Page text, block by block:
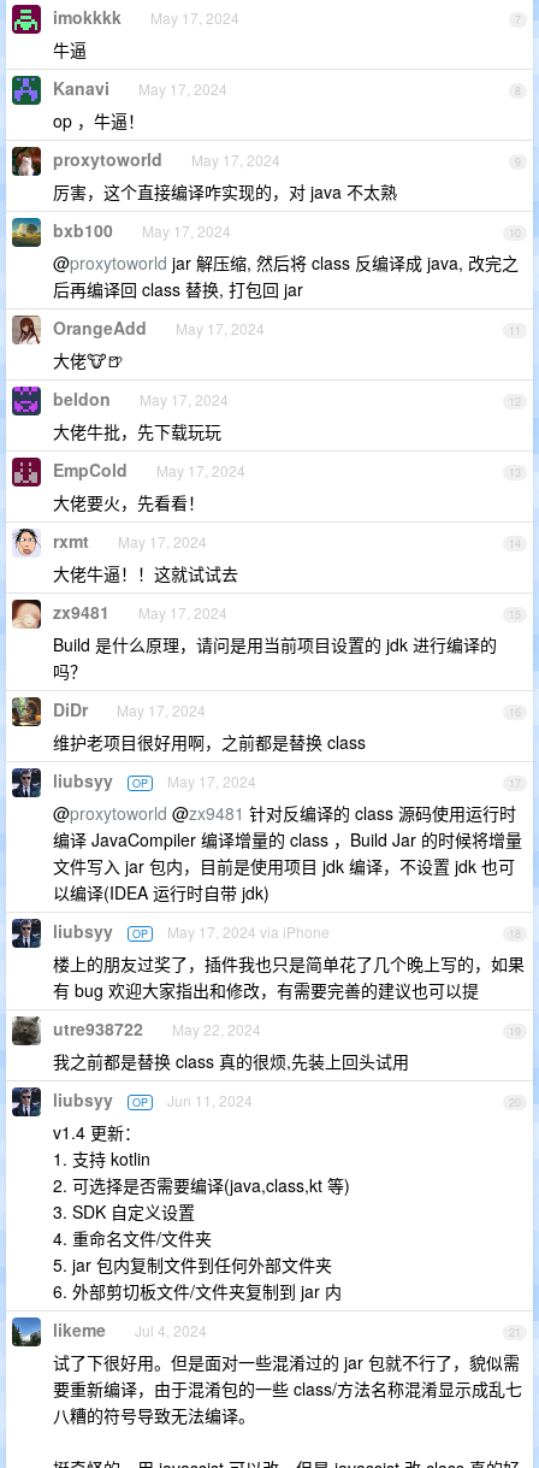
7
imokkkk May 17, 2024
牛逼
8
Kanavi May 17, 2024
op ，牛逼！
9
proxytoworld May 17, 2024
厉害，这个直接编译咋实现的，对 java 不太熟
10
bxb100 May 17, 2024
@proxytoworld jar 解压缩, 然后将 class 反编译成 java, 改完之
后再编译回 class 替换, 打包回 jar
11
OrangeAdd May 17, 2024
大佬🐮🍺
12
beldon May 17, 2024
大佬牛批，先下载玩玩
13
EmpCold May 17, 2024
大佬要火，先看看！
14
rxmt May 17, 2024
大佬牛逼！！这就试试去
15
zx9481 May 17, 2024
Build 是什么原理，请问是用当前项目设置的 jdk 进行编译的
吗？
16
DiDr May 17, 2024
维护老项目很好用啊，之前都是替换 class
17
liubsyy OP May 17, 2024
@proxytoworld @zx9481 针对反编译的 class 源码使用运行时
编译 JavaCompiler 编译增量的 class ，Build Jar 的时候将增量
文件写入 jar 包内，目前是使用项目 jdk 编译，不设置 jdk 也可
以编译(IDEA 运行时自带 jdk)
18
liubsyy OP May 17, 2024 via iPhone
楼上的朋友过奖了，插件我也只是简单花了几个晚上写的，如果
有 bug 欢迎大家指出和修改，有需要完善的建议也可以提
19
utre938722 May 22, 2024
我之前都是替换 class 真的很烦,先装上回头试用
20
liubsyy OP Jun 11, 2024
v1.4 更新：
1. 支持 kotlin
2. 可选择是否需要编译(java,class,kt 等)
3. SDK 自定义设置
4. 重命名文件/文件夹
5. jar 包内复制文件到任何外部文件夹
6. 外部剪切板文件/文件夹复制到 jar 内
21
likeme Jul 4, 2024
试了下很好用。但是面对一些混淆过的 jar 包就不行了，貌似需
要重新编译，由于混淆包的一些 class/方法名称混淆显示成乱七
八糟的符号导致无法编译。